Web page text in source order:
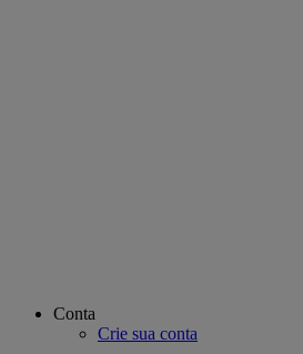
Conta
Crie sua conta